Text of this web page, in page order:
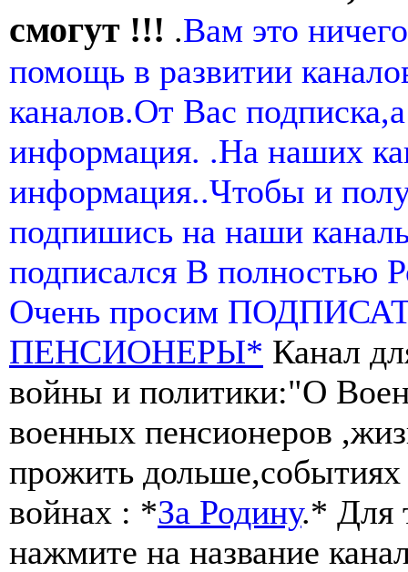
смогут !!! .Вам это
помощь в развитии
каналов.От Вас
информация. .На наших
информация..Чтобы и
подпишись на наши
подписался В полностью
Очень просим
ПЕНСИОНЕРЫ* Канал
войны и политики:"О
военных пенсионеров
прожить
войнах : *За Родину.* Для
нажмите на название